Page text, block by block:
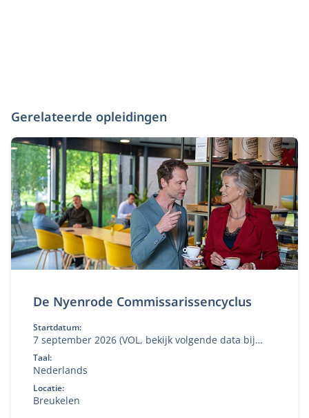
Gerelateerde opleidingen
De Nyenrode Commissarissencyclus
Startdatum:
7 september 2026 (VOL, bekijk volgende data bij
'aanmelden')
Taal:
Nederlands
Locatie:
Breukelen